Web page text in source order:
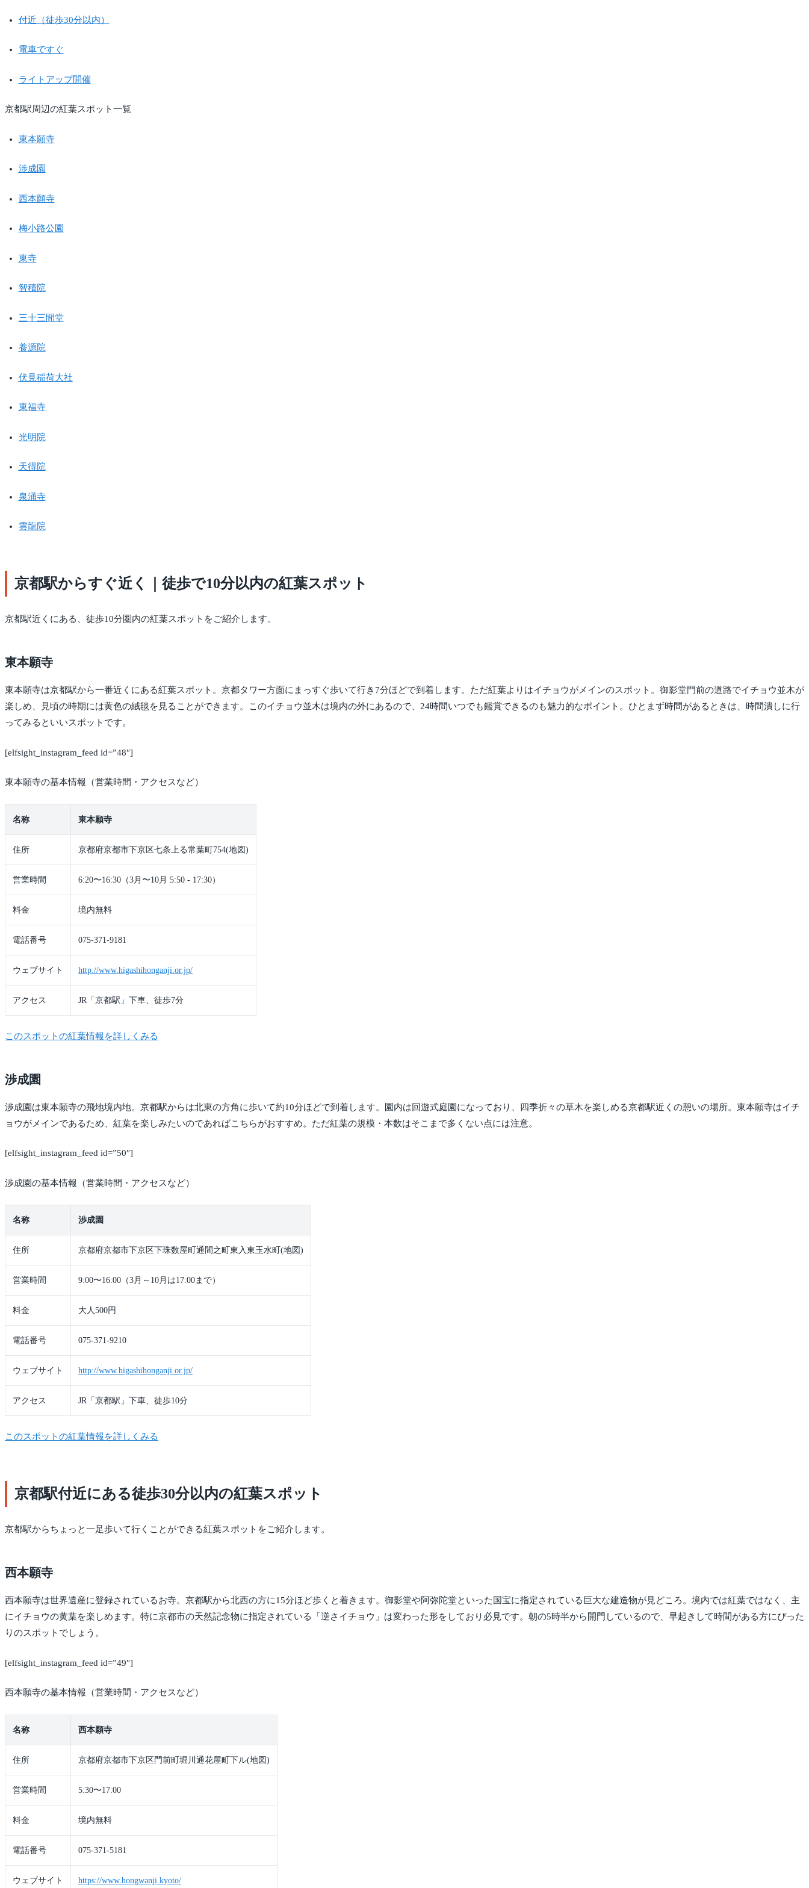
付近（徒歩30分以内）
電車ですぐ
ライトアップ開催
京都駅周辺の紅葉スポット一覧
東本願寺
渉成園
西本願寺
梅小路公園
東寺
智積院
三十三間堂
養源院
伏見稲荷大社
東福寺
光明院
天得院
泉涌寺
雲龍院
京都駅からすぐ近く｜徒歩で10分以内の紅葉スポット
京都駅近くにある、徒歩10分圏内の紅葉スポットをご紹介します。
東本願寺
東本願寺は京都駅から一番近くにある紅葉スポット。京都タワー方面にまっすぐ歩いて行き7分ほどで到着します。ただ紅葉よりはイチョウがメインのスポット。御影堂門前の道路でイチョウ並木が
楽しめ、見頃の時期には黄色の絨毯を見ることができます。このイチョウ並木は境内の外にあるので、24時間いつでも鑑賞できるのも魅力的なポイント。ひとまず時間があるときは、時間潰しに行
ってみるといいスポットです。
[elfsight_instagram_feed id=”48″]
東本願寺の基本情報（営業時間・アクセスなど）
名称 東本願寺
住所 京都府京都市下京区七条上る常葉町754(地図)
営業時間 6:20〜16:30（3月〜10月 5:50 - 17:30）
料金 境内無料
電話番号 075-371-9181
ウェブサイト http://www.higashihonganji.or.jp/
アクセス JR「京都駅」下車、徒歩7分
このスポットの紅葉情報を詳しくみる
渉成園
渉成園は東本願寺の飛地境内地。京都駅からは北東の方角に歩いて約10分ほどで到着します。園内は回遊式庭園になっており、四季折々の草木を楽しめる京都駅近くの憩いの場所。東本願寺はイチ
ョウがメインであるため、紅葉を楽しみたいのであればこちらがおすすめ。ただ紅葉の規模・本数はそこまで多くない点には注意。
[elfsight_instagram_feed id=”50″]
渉成園の基本情報（営業時間・アクセスなど）
名称 渉成園
住所 京都府京都市下京区下珠数屋町通間之町東入東玉水町(地図)
営業時間 9:00〜16:00（3月～10月は17:00まで）
料金 大人500円
電話番号 075-371-9210
ウェブサイト http://www.higashihonganji.or.jp/
アクセス JR「京都駅」下車、徒歩10分
このスポットの紅葉情報を詳しくみる
京都駅付近にある徒歩30分以内の紅葉スポット
京都駅からちょっと一足歩いて行くことができる紅葉スポットをご紹介します。
西本願寺
西本願寺は世界遺産に登録されているお寺。京都駅から北西の方に15分ほど歩くと着きます。御影堂や阿弥陀堂といった国宝に指定されている巨大な建造物が見どころ。境内では紅葉ではなく、主
にイチョウの黄葉を楽しめます。特に京都市の天然記念物に指定されている「逆さイチョウ」は変わった形をしており必見です。朝の5時半から開門しているので、早起きして時間がある方にぴった
りのスポットでしょう。
[elfsight_instagram_feed id=”49″]
西本願寺の基本情報（営業時間・アクセスなど）
名称 西本願寺
住所 京都府京都市下京区門前町堀川通花屋町下ル(地図)
営業時間 5:30〜17:00
料金 境内無料
電話番号 075-371-5181
ウェブサイト https://www.hongwanji.kyoto/